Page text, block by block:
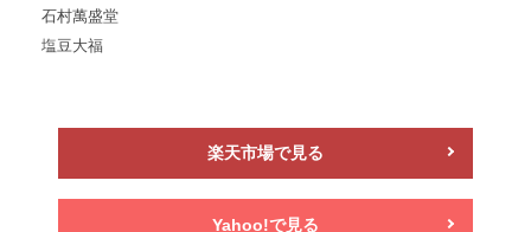
石村萬盛堂
塩豆大福
楽天市場で見る
Yahoo!で見る